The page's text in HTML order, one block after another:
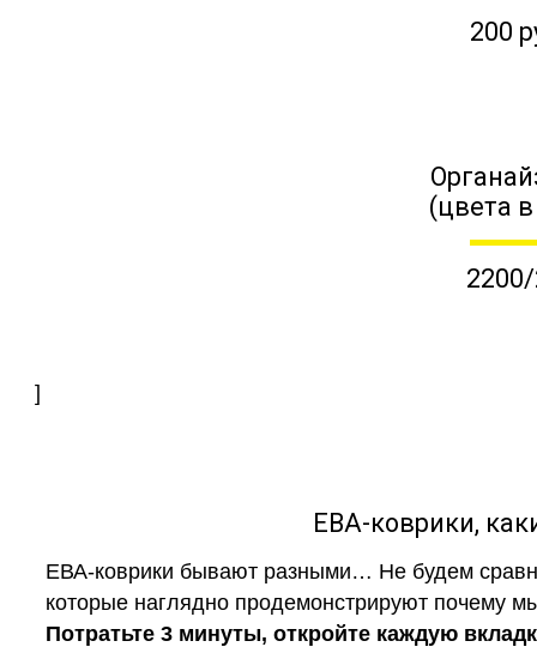
200
(цвета
]
ЕВА-коврики,
ЕВА-коврики бывают разными… Не будем
которые наглядно продемонстрируют почему
Потратьте 3 минуты, откройте каждую